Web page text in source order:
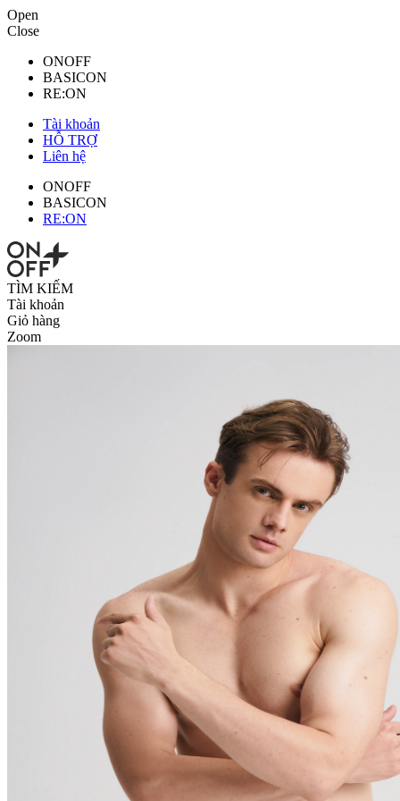
Open
Close
ONOFF
BASICON
RE:ON
Tài khoản
HỖ TRỢ
Liên hệ
ONOFF
BASICON
RE:ON
TÌM KIẾM
Tài khoản
Giỏ hàng
Zoom